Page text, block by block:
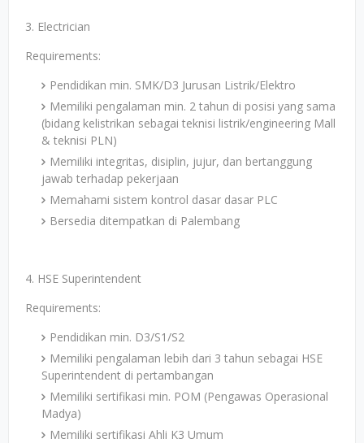
3. Electrician
Requirements:
Pendidikan min. SMK/D3 Jurusan Listrik/Elektro
Memiliki pengalaman min. 2 tahun di posisi yang sama
(bidang kelistrikan sebagai teknisi listrik/engineering Mall
& teknisi PLN)
Memiliki integritas, disiplin, jujur, dan bertanggung
jawab terhadap pekerjaan
Memahami sistem kontrol dasar dasar PLC
Bersedia ditempatkan di Palembang
4. HSE Superintendent
Requirements:
Pendidikan min. D3/S1/S2
Memiliki pengalaman lebih dari 3 tahun sebagai HSE
Superintendent di pertambangan
Memiliki sertifikasi min. POM (Pengawas Operasional
Madya)
Memiliki sertifikasi Ahli K3 Umum